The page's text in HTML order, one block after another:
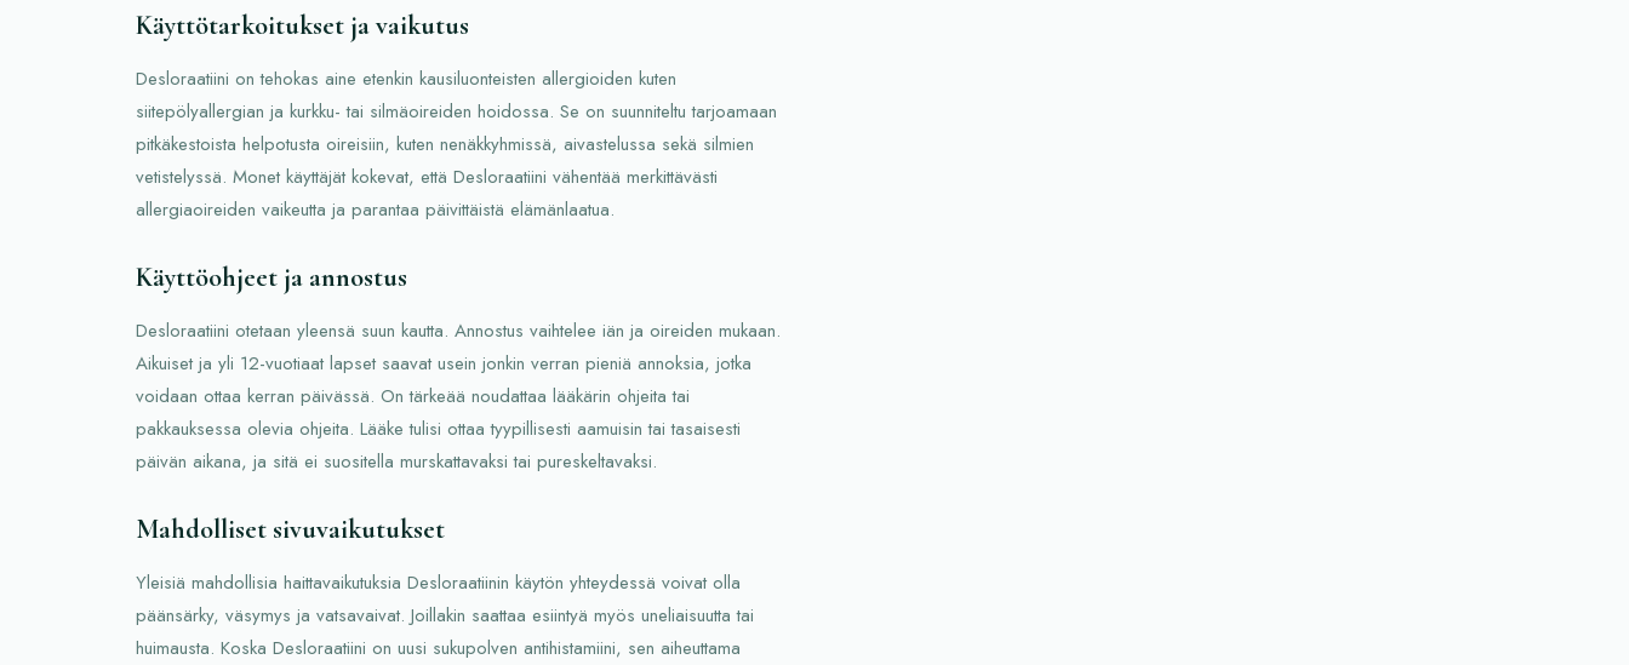
Käyttötarkoitukset ja vaikutus
Desloraatiini on tehokas aine etenkin kausiluonteisten allergioiden kuten
siitepölyallergian ja kurkku- tai silmäoireiden hoidossa. Se on suunniteltu tarjoamaan
pitkäkestoista helpotusta oireisiin, kuten nenäkkyhmissä, aivastelussa sekä silmien
vetistelyssä. Monet käyttäjät kokevat, että Desloraatiini vähentää merkittävästi
allergiaoireiden vaikeutta ja parantaa päivittäistä elämänlaatua.
Käyttöohjeet ja annostus
Desloraatiini otetaan yleensä suun kautta. Annostus vaihtelee iän ja oireiden mukaan.
Aikuiset ja yli 12-vuotiaat lapset saavat usein jonkin verran pieniä annoksia, jotka
voidaan ottaa kerran päivässä. On tärkeää noudattaa lääkärin ohjeita tai
pakkauksessa olevia ohjeita. Lääke tulisi ottaa tyypillisesti aamuisin tai tasaisesti
päivän aikana, ja sitä ei suositella murskattavaksi tai pureskeltavaksi.
Mahdolliset sivuvaikutukset
Yleisiä mahdollisia haittavaikutuksia Desloraatiinin käytön yhteydessä voivat olla
päänsärky, väsymys ja vatsavaivat. Joillakin saattaa esiintyä myös uneliaisuutta tai
huimausta. Koska Desloraatiini on uusi sukupolven antihistamiini, sen aiheuttama